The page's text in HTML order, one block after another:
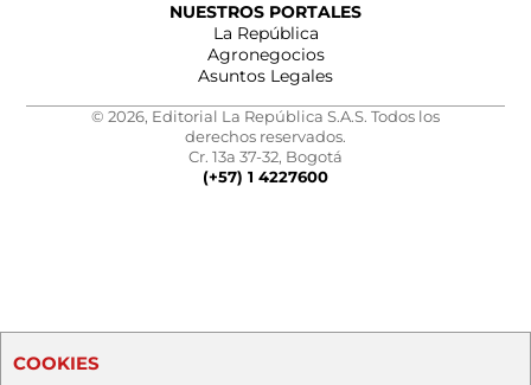
NUESTROS PORTALES
La República
Agronegocios
Asuntos Legales
© 2026, Editorial La República S.A.S. Todos los
derechos reservados.
Cr. 13a 37-32, Bogotá
(+57) 1 4227600
COOKIES